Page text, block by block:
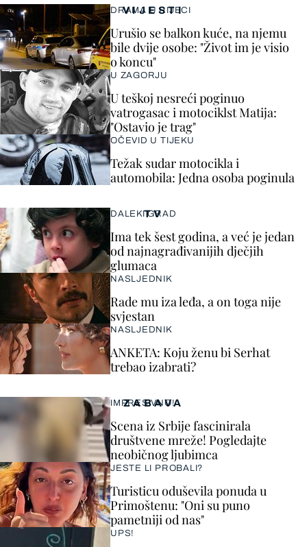
VIJESTI
DRAMA U RIJECI
Urušio se balkon kuće, na njemu
bile dvije osobe: "Život im je visio
o koncu"
U ZAGORJU
U teškoj nesreći poginuo
vatrogasac i motociklst Matija:
"Ostavio je trag"
OČEVID U TIJEKU
Težak sudar motocikla i
automobila: Jedna osoba poginula
ZABAVA
IMPRESIVNO!
Scena iz Srbije fascinirala
društvene mreže! Pogledajte
neobičnog ljubimca
JESTE LI PROBALI?
Turisticu oduševila ponuda u
Primoštenu: "Oni su puno
pametniji od nas"
UPS!
TV
DALEKI GRAD
Ima tek šest godina, a već je jedan
od najnagrađivanijih dječjih
glumaca
NASLJEDNIK
Rade mu iza leđa, a on toga nije
svjestan
NASLJEDNIK
ANKETA: Koju ženu bi Serhat
trebao izabrati?